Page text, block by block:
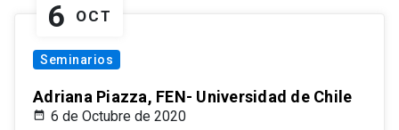
6 OCT
Seminarios
Adriana Piazza, FEN- Universidad de Chile
6 de Octubre de 2020